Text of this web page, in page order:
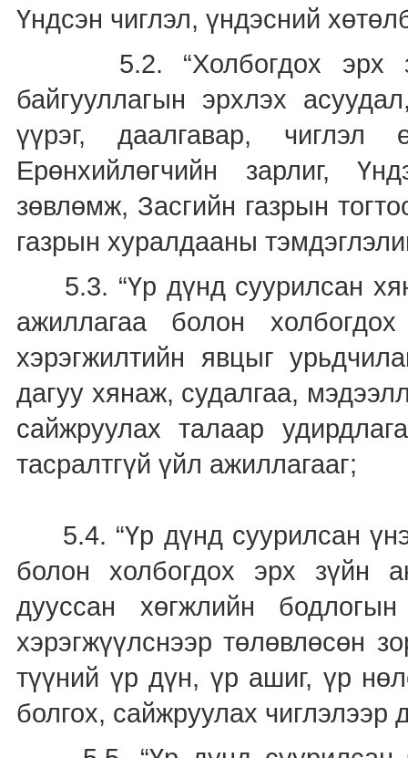
Үндсэн чиглэл, үндэсний
5.2. “Холбогдох эрх
байгууллагын эрхлэх
үүрэг, даалгавар,
Ерөнхийлөгчийн зарлиг,
зөвлөмж, Засгийн газрын
газрын хуралдааны
5.3. “Үр дүнд суурилсан
ажиллагаа болон
хэрэгжилтийн явцыг
дагуу хянаж, судалгаа,
сайжруулах талаар
тасралтгүй үйл ажиллагааг;
5.4. “Үр дүнд суурилсан
болон холбогдох эрх зүйн
дууссан хөгжлийн
хэрэгжүүлснээр төлөвлөсөн
түүний үр дүн, үр ашиг, үр
болгох, сайжруулах чиглэлээр